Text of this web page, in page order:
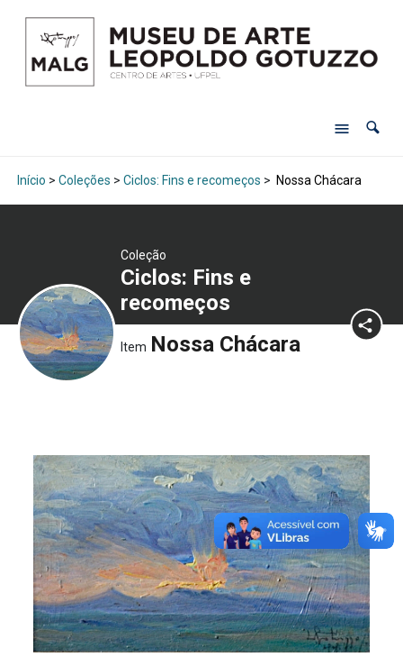
Início > Coleções > Ciclos: Fins e recomeços > Nossa Chácara
Coleção
Ciclos: Fins e
recomeços
Item Nossa Chácara